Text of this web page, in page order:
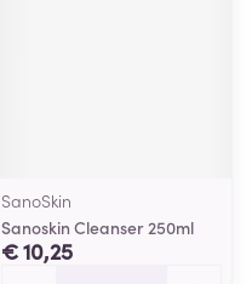
SanoSkin
Sanoskin Cleanser 250ml
€ 10,25